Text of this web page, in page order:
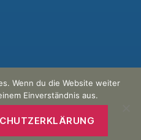
/
Nach oben
Wenn du die Website weiter
Einverständnis aus.